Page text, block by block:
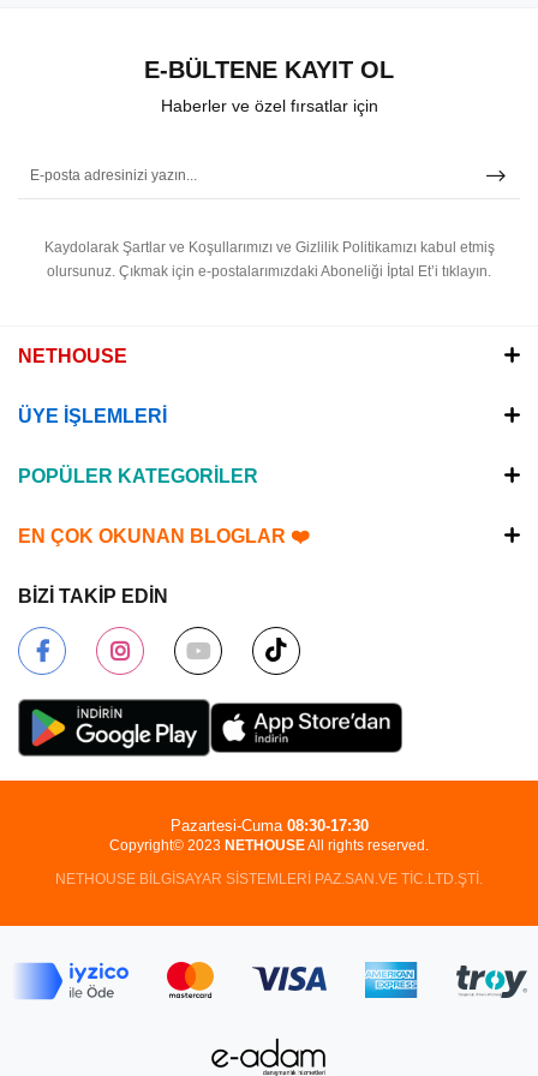
E-BÜLTENE KAYIT OL
Haberler ve özel fırsatlar için
Kaydolarak Şartlar ve Koşullarımızı ve Gizlilik Politikamızı kabul etmiş
olursunuz. Çıkmak için e-postalarımızdaki Aboneliği İptal Et’i tıklayın.
NETHOUSE
ÜYE İŞLEMLERİ
POPÜLER KATEGORİLER
EN ÇOK OKUNAN BLOGLAR ❤️
BİZİ TAKİP EDİN
Copyright© 2023 NETHOUSEAll rights reserved.
NETHOUSE BİLGİSAYAR SİSTEMLERİ PAZ.SAN.VE TİC.LTD.ŞTİ.
Pazartesi-Cuma 08:30-17:30